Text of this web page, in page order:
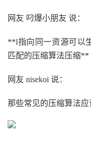
网友 叼爆小朋友 说：
**l指向同一资源可以
匹配的压缩算法压缩**
网友 nisekoi 说：
那些常见的压缩算法